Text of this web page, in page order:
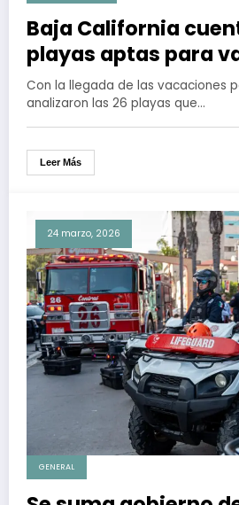
Baja California
playas aptas para
Con la llegada de las vacaciones
analizaron las 26 playas que…
Leer Más
24 marzo, 2026
GENERAL